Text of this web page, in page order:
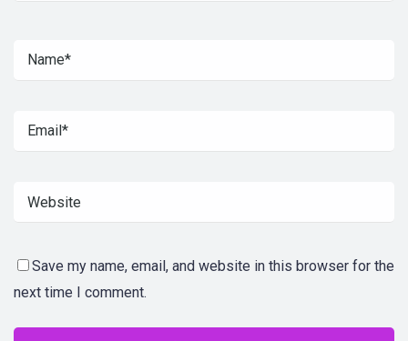
Save my name, email, and website in this browser for the
next time I comment.